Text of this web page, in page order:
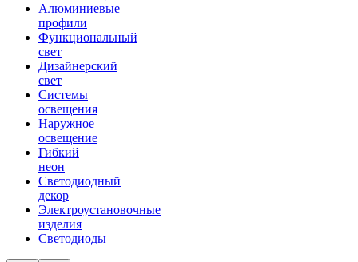
Алюминиевые
профили
Функциональный
свет
Дизайнерский
свет
Системы
освещения
Наружное
освещение
Гибкий
неон
Светодиодный
декор
Электроустановочные
изделия
Светодиоды